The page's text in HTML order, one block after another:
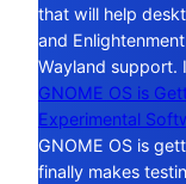
that will help
and
Wayland support.
GNOME OS is
Experimental
GNOME OS is
finally makes